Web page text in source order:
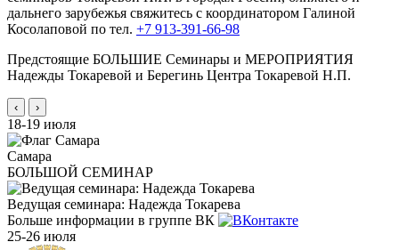
дальнего зарубежья свяжитесь с координатором Галиной
Косолаповой по тел. +7 913-391-66-98
Предстоящие БОЛЬШИЕ Семинары и МЕРОПРИЯТИЯ
Надежды Токаревой и Берегинь Центра Токаревой Н.П.
‹ ›
18-19 июля
Самара
БОЛЬШОЙ СЕМИНАР
Ведущая семинара: Надежда Токарева
Больше информации в группе ВК
25-26 июля